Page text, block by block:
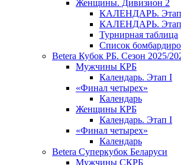
Женщины. Дивизион 2
КАЛЕНДАРЬ.
КАЛЕНДАРЬ.
Турнирная таблица
Список
Betera Кубок РБ. Сезон 2025/
Мужчины КРБ
Календарь. Этап I
«Финал четырех»
Календарь
Женщины КРБ
Календарь. Этап I
«Финал четырех»
Календарь
Betera Суперкубок Беларуси
Мужчины СКРБ